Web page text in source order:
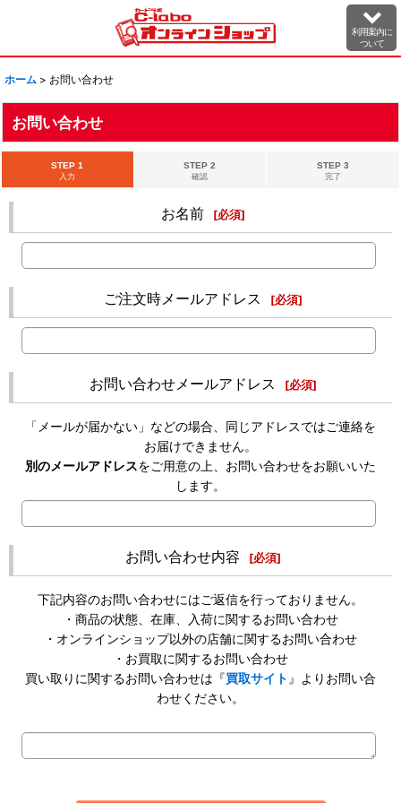
利用案内に
ついて
ホーム > お問い合わせ
お問い合わせ
STEP 1
入力
STEP 2
確認
STEP 3
完了
お名前 [必須]
ご注文時メールアドレス [必須]
お問い合わせメールアドレス [必須]
「メールが届かない」などの場合、同じアドレスではご連絡を
お届けできません。
別のメールアドレスをご用意の上、お問い合わせをお願いいた
します。
お問い合わせ内容 [必須]
下記内容のお問い合わせにはご返信を行っておりません。
・商品の状態、在庫、入荷に関するお問い合わせ
・オンラインショップ以外の店舗に関するお問い合わせ
・お買取に関するお問い合わせ
買い取りに関するお問い合わせは『買取サイト 』よりお問い合
わせください。